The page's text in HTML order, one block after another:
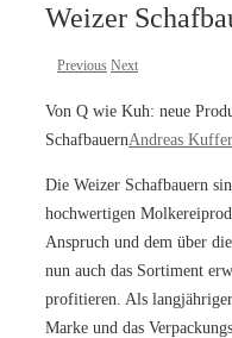
Weizer
Previous Next
Von Q wie Kuh: neue
SchafbauernAndreas
Die Weizer Schafbauern
hochwertigen
Anspruch und dem über
nun auch das Sortiment
profitieren. Als
Marke und das